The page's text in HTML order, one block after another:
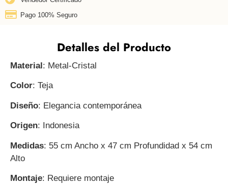
Pago 100% Seguro
Detalles del Producto
Material: Metal-Cristal
Color: Teja
Diseño: Elegancia contemporánea
Origen: Indonesia
Medidas: 55 cm Ancho x 47 cm Profundidad x 54 cm
Alto
Montaje: Requiere montaje